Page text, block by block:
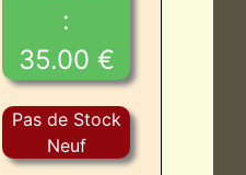
:
35.00 €
Pas de Stock
Neuf